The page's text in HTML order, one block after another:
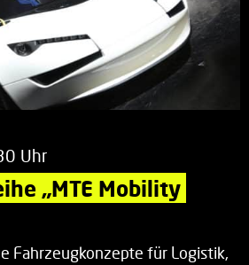
Uhr
„MTE Mobility
Fahrzeugkonzepte für Logistik,